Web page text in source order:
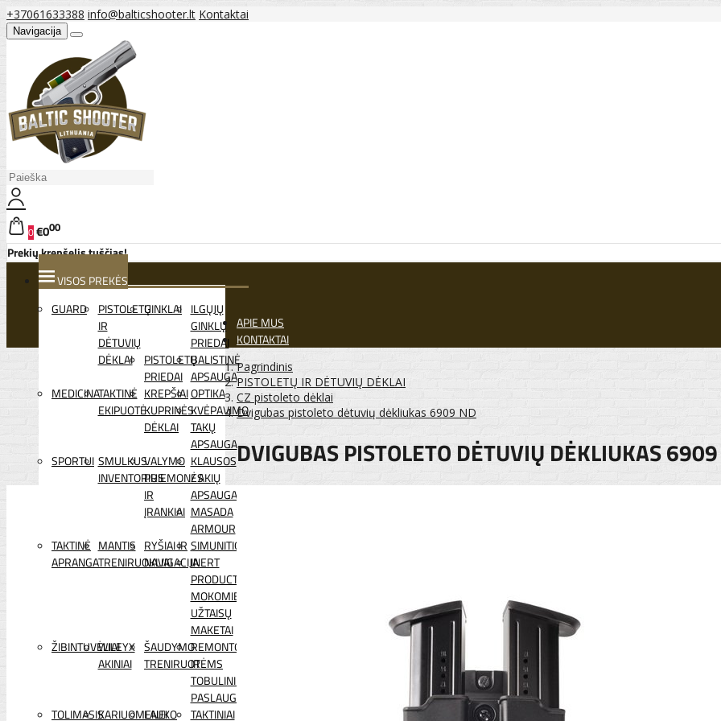
+37061633388 info@balticshooter.lt Kontaktai
Navigacija
0€000
Prekių krepšelis tuščias!
VISOS PREKĖS
GUARD
PISTOLETŲ
IR
DĖTUVIŲ
DĖKLAI
GINKLAI ILGŲJŲ
GINKLŲ
PRIEDAI
PISTOLETŲ
PRIEDAI
BALISTINĖ
APSAUGA
MEDICINATAKTINĖ
EKIPUOTĖ
KREPŠIAI
KUPRINĖS
DĖKLAI
OPTIKA
KVĖPAVIMO
TAKŲ
APSAUGA
SPORTUI SMULKUS
INVENTORIUS
VALYMO
PRIEMONĖS
IR
ĮRANKIAI
KLAUSOS
/ AKIŲ
APSAUGA
MASADA
ARMOUR
TAKTINĖ
APRANGA
MANTIS
TRENIRUOKLIAI
RYŠIAI IR
NAVIGACIJA
SIMUNITION
INERT
PRODUCTS
MOKOMIEJI
UŽTAISŲ
MAKETAI
ŽIBINTUVĖLIAI
WILEYX
AKINIAI
ŠAUDYMO
TRENIRUOTĖMS
REMONTO
IR
TOBULINIMO
PASLAUGOS
TOLIMASISKARIUOMENEI
LAUKO TAKTINIAI
APIE MUS
KONTAKTAI
Pagrindinis
PISTOLETŲ IR DĖTUVIŲ DĖKLAI
CZ pistoleto dėklai
Dvigubas pistoleto dėtuvių dėkliukas 6909 ND
DVIGUBAS PISTOLETO DĖTUVIŲ DĖKLIUKAS